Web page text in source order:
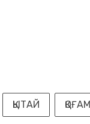
ҚЫТАЙ ҚОҒАМ